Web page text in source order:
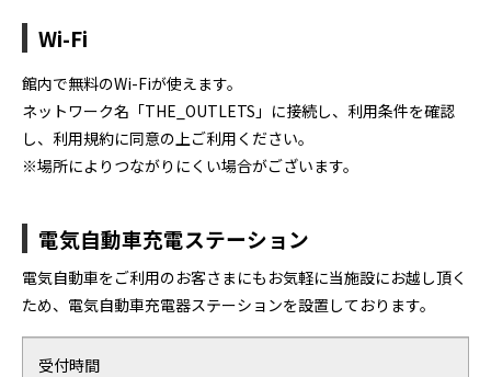
Wi-Fi
館内で無料のWi-Fiが使えます。
ネットワーク名「THE_OUTLETS」に接続し、利用条件を確認
し、利用規約に同意の上ご利用ください。
※場所によりつながりにくい場合がございます。
電気自動車充電ステーション
電気自動車をご利用のお客さまにもお気軽に当施設にお越し頂く
ため、電気自動車充電器ステーションを設置しております。
受付時間